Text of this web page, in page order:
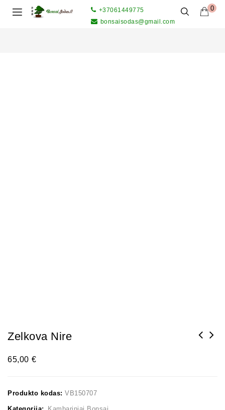
0
+37061449775
bonsaisodas@gmail.com
Zelkova Nire
65,00 €
Produkto kodas: VB150707